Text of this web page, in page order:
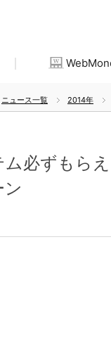
ニュース一覧 2014年
ム必ずもら
ン